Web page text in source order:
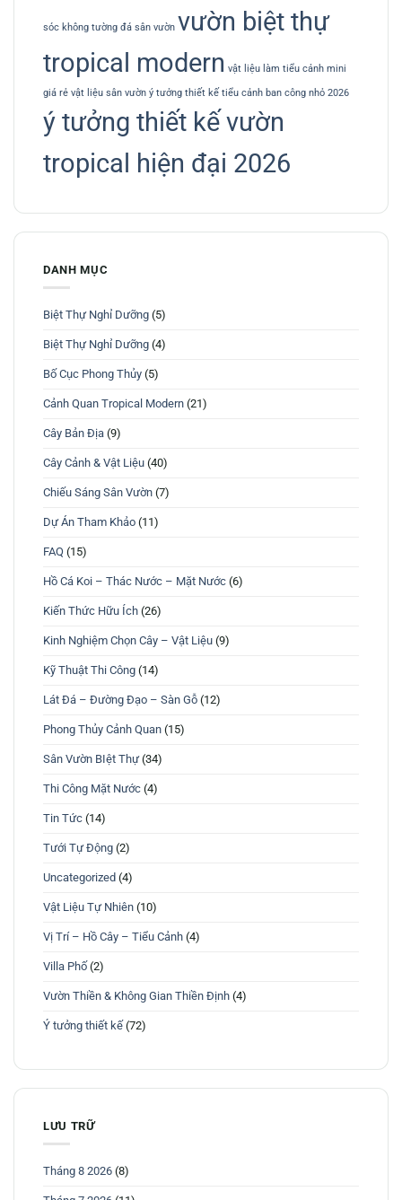
sóc không tường đá sân vườn vườn biệt thự
tropical modern vật liệu làm tiểu cảnh mini
giá rẻ vật liệu sân vườn ý tưởng thiết kế tiểu cảnh ban công nhỏ 2026
ý tưởng thiết kế vườn
tropical hiện đại 2026
DANH MỤC
Biệt Thự Nghỉ Dưỡng (5)
Biệt Thự Nghỉ Dưỡng (4)
Bố Cục Phong Thủy (5)
Cảnh Quan Tropical Modern (21)
Cây Bản Địa (9)
Cây Cảnh & Vật Liệu (40)
Chiếu Sáng Sân Vườn (7)
Dự Án Tham Khảo (11)
FAQ (15)
Hồ Cá Koi – Thác Nước – Mặt Nước (6)
Kiến Thức Hữu Ích (26)
Kinh Nghiệm Chọn Cây – Vật Liệu (9)
Kỹ Thuật Thi Công (14)
Lát Đá – Đường Đạo – Sàn Gỗ (12)
Phong Thủy Cảnh Quan (15)
Sân Vườn BIệt Thự(34)
Thi Công Mặt Nước (4)
Tin Tức (14)
Tưới Tự Động (2)
Uncategorized (4)
Vật Liệu Tự Nhiên (10)
Vị Trí – Hồ Cây – Tiểu Cảnh (4)
Villa Phố (2)
Vườn Thiền & Không Gian Thiền Định (4)
Ý tưởng thiết kế (72)
LƯU TRỮ
Tháng 8 2026 (8)